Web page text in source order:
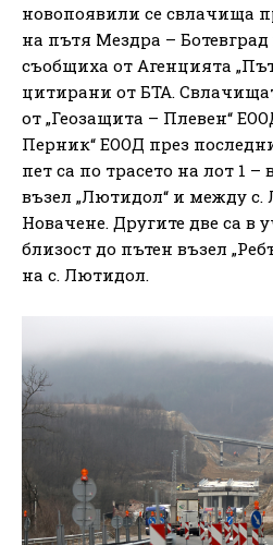
новопоявили се свлачища
на пътя Мездра –
съобщиха от Агенцията
цитирани от БТА.
от „Геозащита – Плевен“
Перник“ ЕООД през
пет са по трасето на лот 1 –
възел „Лютидол“ и между с.
Новачене. Другите две са в
близост до пътен възел
на с. Лютидол.